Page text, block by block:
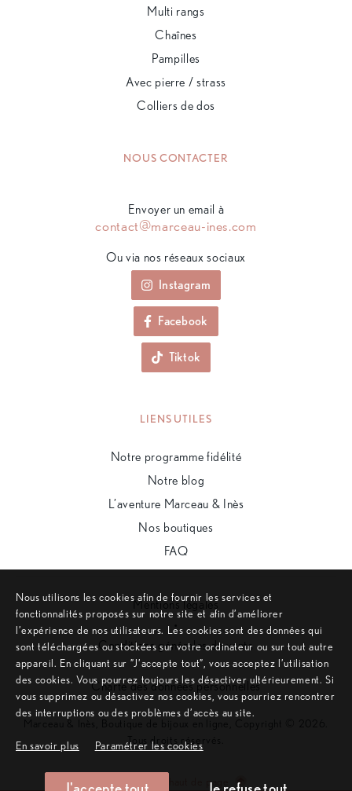
Multi rangs
Chaînes
Pampilles
Avec pierre / strass
Colliers de dos
NOUS CONTACTER
Envoyer un email à
contact@marceau-ines.com
Ou via nos réseaux sociaux
Instagram
Facebook
Tiktok
LIENS UTILES
Notre programme fidélité
Notre blog
L’aventure Marceau & Inès
Nos boutiques
FAQ
Mentions légales
•
Conditions générales de vente
•
Charte des données personnelles
Marceau & Inès, Boutique de bijoux en ligne, Copyright © 2026.
Tous droits réservés.
Remonter en haut de page
Nous utilisons les cookies afin de fournir les services et
fonctionnalités proposés sur notre site et afin d’améliorer
l’expérience de nos utilisateurs. Les cookies sont des données qui
sont téléchargées ou stockées sur votre ordinateur ou sur tout autre
appareil. En cliquant sur ”J’accepte tout”, vous acceptez l’utilisation
des cookies. Vous pourrez toujours les désactiver ultérieurement. Si
vous supprimez ou désactivez nos cookies, vous pourriez rencontrer
des interruptions ou des problèmes d’accès au site.
En savoir plus Paramétrer les cookies